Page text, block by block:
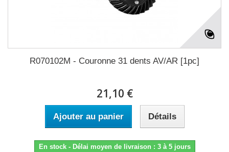
R070102M - Couronne 31 dents AV/AR [1pc]
21,10 €
Ajouter au panier Détails
En stock - Délai moyen de livraison : 3 à 5 jours